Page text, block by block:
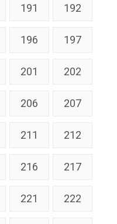
191 192
196 197
201 202
206 207
211 212
216 217
221 222